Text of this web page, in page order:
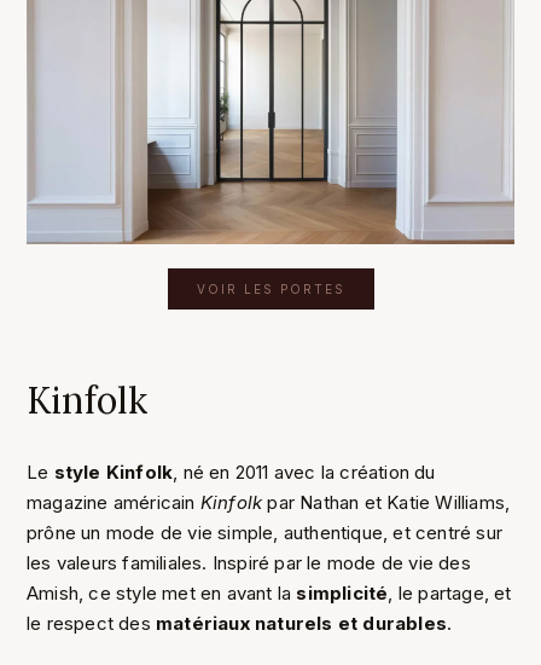
VOIR LES PORTES
Kinfolk
Le style Kinfolk, né en 2011 avec la création du
magazine américain Kinfolk par Nathan et Katie Williams,
prône un mode de vie simple, authentique, et centré sur
les valeurs familiales. Inspiré par le mode de vie des
Amish, ce style met en avant la simplicité, le partage, et
le respect des matériaux naturels et durables.